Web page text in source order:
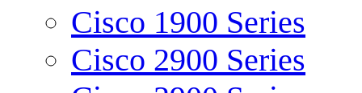
Cisco 1900 Series
Cisco 2900 Series